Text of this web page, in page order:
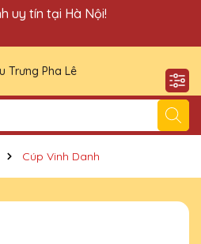
Danh An Thảo xin chào Quý
uy tín tại Hà Nội!
Cúp Vinh Danh